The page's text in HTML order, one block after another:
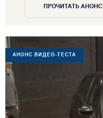
ПРОЧИТАТЬ АНОНС
АНОНС ВИДЕО-ТЕСТА